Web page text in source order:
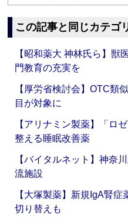
この記事と同じカテゴ
【昭和薬大 神林氏ら】獣
門教育の充実を
【厚労省検討会】OTC類
目が対象に
【アリナミン製薬】「ロ
整える睡眠改善薬
【バイタルネット】神奈
流施設
【大塚製薬】新規IgA腎
切り替えも